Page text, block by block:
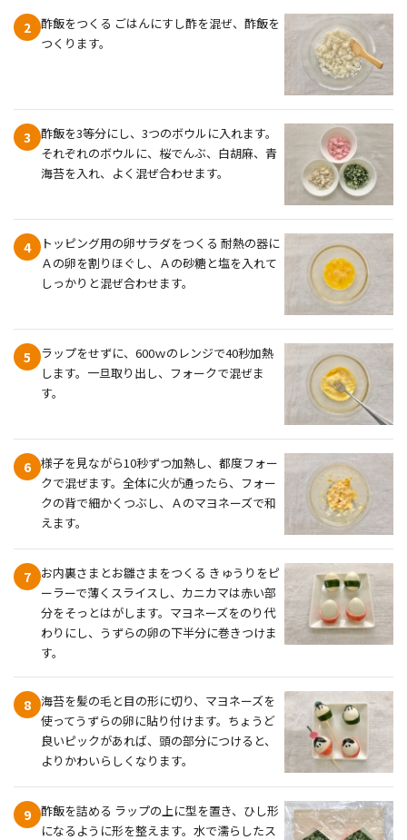
2 酢飯をつくる ごはんにすし酢を混ぜ、酢飯を
つくります。
3
酢飯を3等分にし、3つのボウルに入れます。
それぞれのボウルに、桜でんぶ、白胡麻、青
海苔を入れ、よく混ぜ合わせます。
4
トッピング用の卵サラダをつくる 耐熱の器に
Ａの卵を割りほぐし、Ａの砂糖と塩を入れて
しっかりと混ぜ合わせます。
5
ラップをせずに、600ｗのレンジで40秒加熱
します。一旦取り出し、フォークで混ぜま
す。
6 様子を見ながら10秒ずつ加熱し、都度フォー
クで混ぜます。全体に火が通ったら、フォー
クの背で細かくつぶし、Ａのマヨネーズで和
えます。
7
お内裏さまとお雛さまをつくる きゅうりをピ
ーラーで薄くスライスし、カニカマは赤い部
分をそっとはがします。マヨネーズをのり代
わりにし、うずらの卵の下半分に巻きつけま
す。
8 海苔を髪の毛と目の形に切り、マヨネーズを
使ってうずらの卵に貼り付けます。ちょうど
良いピックがあれば、頭の部分につけると、
よりかわいらしくなります。
9 酢飯を詰める ラップの上に型を置き、ひし形
になるように形を整えます。水で濡らしたス